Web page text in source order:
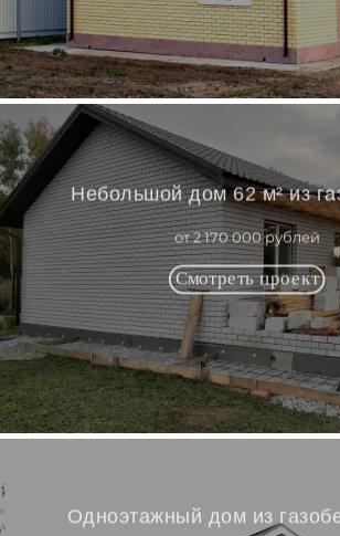
Небольшой дом 62 м² из
от 2 170 000 рублей
Одноэтажный дом из